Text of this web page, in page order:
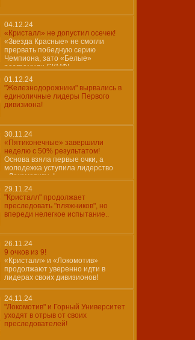
04.12.24
«Кристалл» не допустил осечек!
«Звезда Красные» не смогли
прервать победную серию
Чемпиона, зато «Белые»
разгромили СКМФ!
01.12.24
"Железнодорожники" вырвались в
единоличные лидеры Первого
дивизиона!
30.11.24
«Пятиконечные» завершили
неделю с 50% результатом!
Основа взяла первые очки, а
молодежка уступила лидерство
«Локомотиву»!
29.11.24
"Кристалл" продолжает
преследовать "пляжников", но
впереди нелегкое испытание..
26.11.24
9 очков из 9!
«Кристалл» и «Локомотив»
продолжают уверенно идти в
лидерах своих дивизионов!
24.11.24
"Локомотив" и Горный Университет
уходят в отрыв от своих
преследователей!